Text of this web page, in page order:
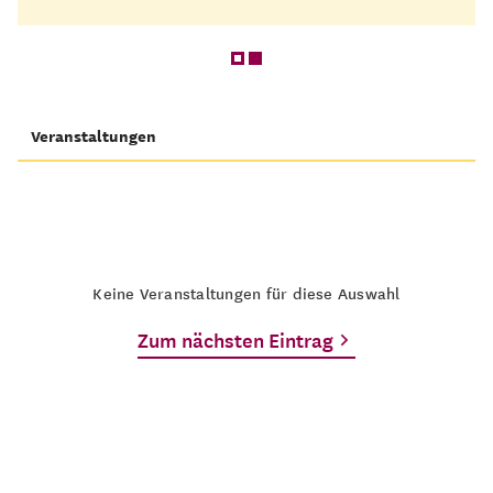
Veranstaltungen
Keine Veranstaltungen für diese Auswahl
Zum nächsten Eintrag